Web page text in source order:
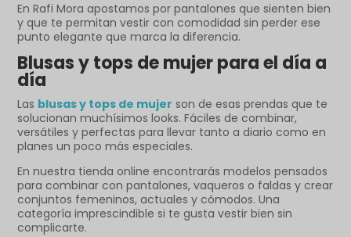
En Rafi Mora apostamos por pantalones que sienten bien
y que te permitan vestir con comodidad sin perder ese
punto elegante que marca la diferencia.
Blusas y tops de mujer para el día a
día
Las blusas y tops de mujer son de esas prendas que te
solucionan muchísimos looks. Fáciles de combinar,
versátiles y perfectas para llevar tanto a diario como en
planes un poco más especiales.
En nuestra tienda online encontrarás modelos pensados
para combinar con pantalones, vaqueros o faldas y crear
conjuntos femeninos, actuales y cómodos. Una
categoría imprescindible si te gusta vestir bien sin
complicarte.